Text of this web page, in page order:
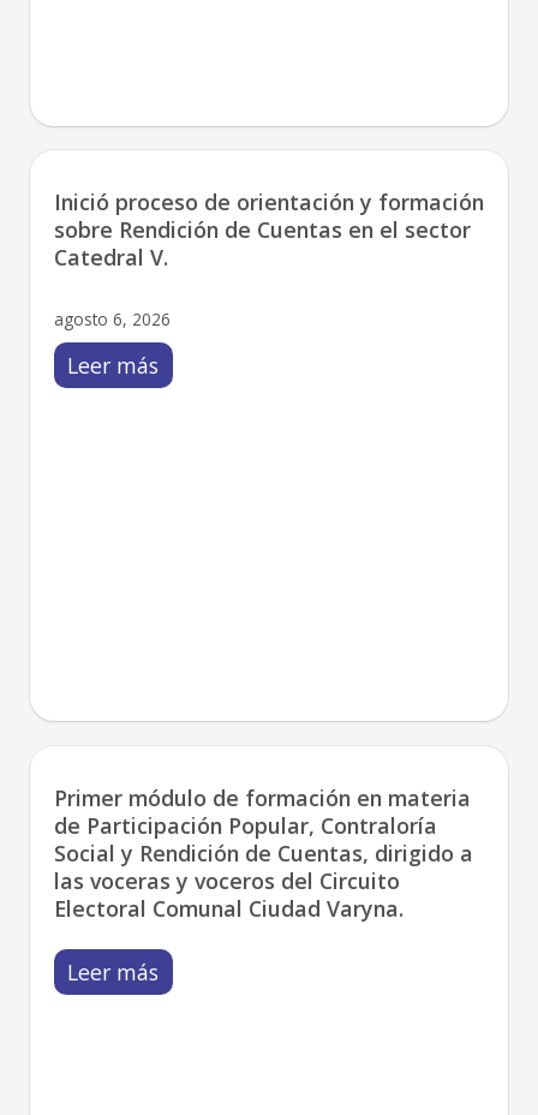
Inició proceso de orientación y formación
sobre Rendición de Cuentas en el sector
Catedral V.
agosto 6, 2026
Leer más
Primer módulo de formación en materia
de Participación Popular, Contraloría
Social y Rendición de Cuentas, dirigido a
las voceras y voceros del Circuito
Electoral Comunal Ciudad Varyna.
Leer más